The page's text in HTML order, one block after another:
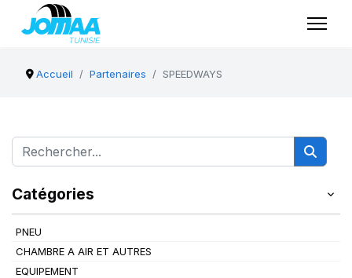
Accueil Partenaires SPEEDWAYS
Catégories
PNEU
CHAMBRE A AIR ET AUTRES
EQUIPEMENT